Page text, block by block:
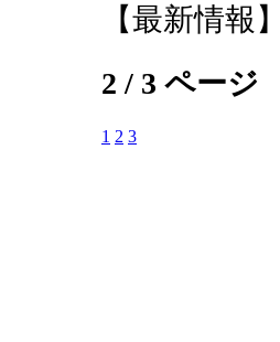
【最新情報
2 / 3 ページ
1 2 3